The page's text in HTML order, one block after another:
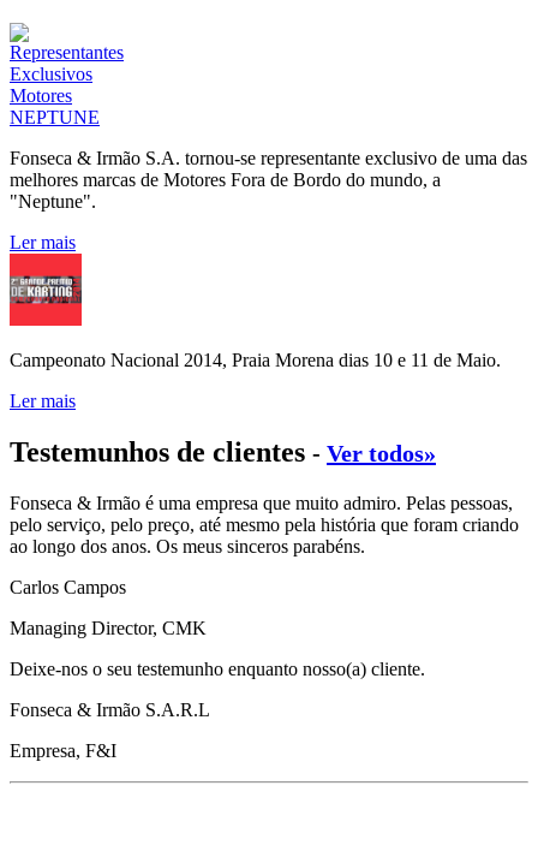
Fonseca & Irmão S.A. tornou-se representante exclusivo de uma das
melhores marcas de Motores Fora de Bordo do mundo, a
"Neptune".
Ler mais
Campeonato Nacional 2014, Praia Morena dias 10 e 11 de Maio.
Ler mais
Testemunhos de clientes - Ver todos»
Fonseca & Irmão é uma empresa que muito admiro. Pelas pessoas,
pelo serviço, pelo preço, até mesmo pela história que foram criando
ao longo dos anos. Os meus sinceros parabéns.
Carlos Campos
Managing Director, CMK
Deixe-nos o seu testemunho enquanto nosso(a) cliente.
Fonseca & Irmão S.A.R.L
Empresa, F&I